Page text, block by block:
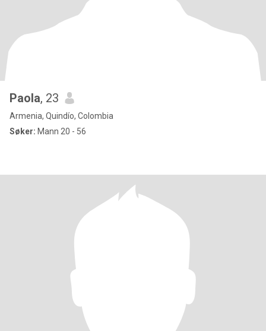
Paola, 23
Armenia, Quindío, Colombia
Søker: Mann 20 - 56